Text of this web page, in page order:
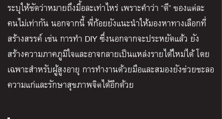
ระบุให้ชัดว่าหมายถึงมื้อละเท่าไหร่ เพราะคำว่า “ดี” ของแต่ละ
คนไม่เท่ากัน นอกจากนี้ พี่ก้อยยังแนะนำให้มองหาทางเลือกที่
สร้างสรรค์ เช่น การทำ DIY ซึ่งนอกจากจะประหยัดแล้ว ยัง
สร้างความภาคภูมิใจและอาจกลายเป็นแหล่งรายได้ใหม่ได้ โดย
เฉพาะสำหรับผู้สูงอายุ การทำงานด้วยมือและสมองยังช่วยชะลอ
ความแก่และรักษาสุขภาพจิตได้อีกด้วย